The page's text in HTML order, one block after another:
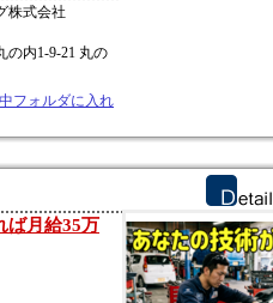
株式会社
の内1-9-21 丸の
フォルダに入れ
ば月給35万